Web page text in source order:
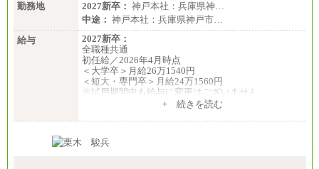
勤務地
2027新卒： 神戸本社：兵庫県神…
中途： 神戸本社：兵庫県神戸市…
給与
2027新卒：
全職種共通
初任給／2026年4月時点
＜大学卒＞月給26万1540円
＜短大・専門卒＞月給24万1560円
※試用期間中も給与に変更はございません
月給24万円～
※試用期間中も給与に変更はございません
+ 続きを読む